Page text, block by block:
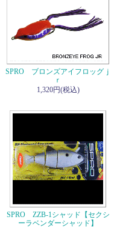
SPRO ブロンズアイフロッグｊ
ｒ
1,320円(税込)
SPRO ZZB-1シャッド【セクシ
ーラベンダーシャッド】